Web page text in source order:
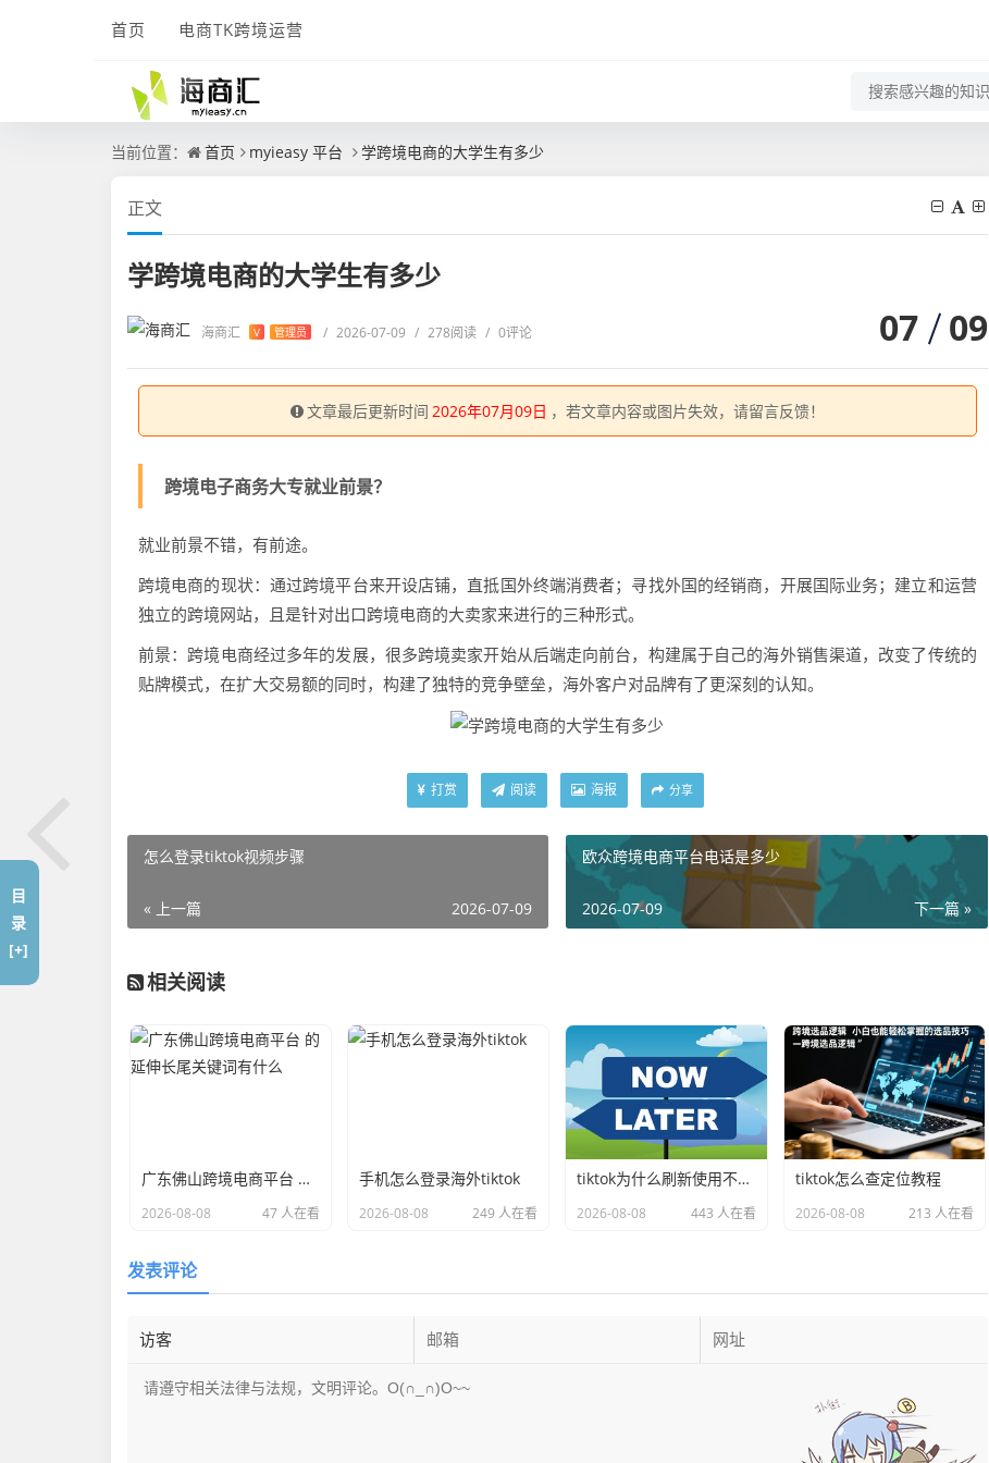
首页 电商TK跨境运营
当前位置： 首页 myieasy 平台 学跨境电商的大学生有多少
正文
学跨境电商的大学生有多少
海商汇 V 管理员 / 2026-07-09 / 278阅读 / 0评论 07 09
文章最后更新时间 2026年07月09日 ，若文章内容或图片失效，请留言反馈！
跨境电子商务大专就业前景？
就业前景不错，有前途。
跨境电商的现状：通过跨境平台来开设店铺，直抵国外终端消费者；寻找外国的经销商，开展国际业务；建立和运营
独立的跨境网站，且是针对出口跨境电商的大卖家来进行的三种形式。
前景：跨境电商经过多年的发展，很多跨境卖家开始从后端走向前台，构建属于自己的海外销售渠道，改变了传统的
贴牌模式，在扩大交易额的同时，构建了独特的竞争壁垒，海外客户对品牌有了更深刻的认知。
打赏 阅读 海报 分享
怎么登录tiktok视频步骤
« 上一篇 2026-07-09
欧众跨境电商平台电话是多少
下一篇 »
2026-07-09
相关阅读
广东佛山跨境电商平台 的延伸长尾关键词有什么
2026-08-08 47 人在看
手机怎么登录海外tiktok
2026-08-08 249 人在看
tiktok为什么刷新使用不了 的延伸长尾关键词有哪些
2026-08-08 443 人在看
tiktok怎么查定位教程
2026-08-08 213 人在看
发表评论
目
录
[+]